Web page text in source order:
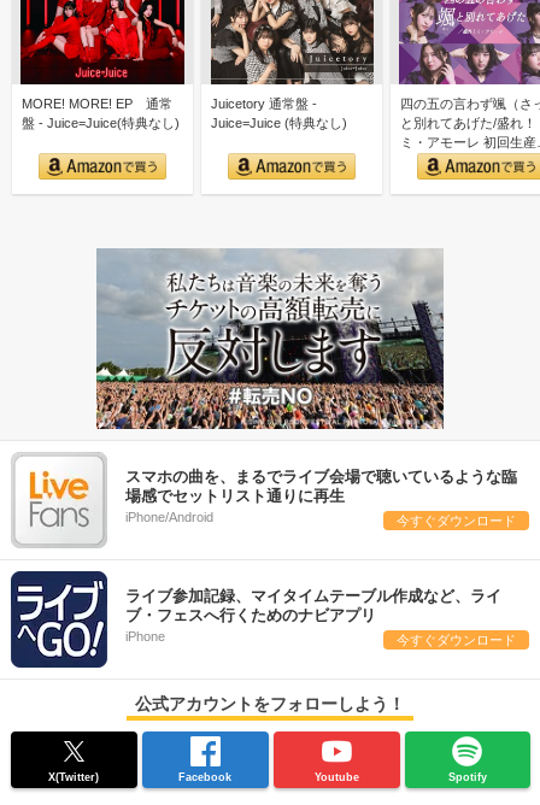
MORE! MORE! EP 通常
盤 - Juice=Juice(特典なし)
Juicetory 通常盤 -
Juice=Juice (特典なし)
四の五の言わず颯（さ
と別れてあげた/盛れ！
ミ・アモーレ 初回生産
定盤SP - Ｊｕｉｃｅ
スマホの曲を、まるでライブ会場で聴いているような臨
場感でセットリスト通りに再生
iPhone/Android 今すぐダウンロード
ライブ参加記録、マイタイムテーブル作成など、ライ
ブ・フェスへ行くためのナビアプリ
iPhone 今すぐダウンロード
公式アカウントをフォローしよう！
X(Twitter) Facebook Youtube Spotify